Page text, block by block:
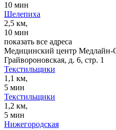
10 мин
Шелепиха
2,5 км,
10 мин
показать все адреса
Медицинский центр Медлайн-
Грайвороновская, д. 6, стр. 1
Текстильщики
1,1 км,
5 мин
Текстильщики
1,2 км,
5 мин
Нижегородская